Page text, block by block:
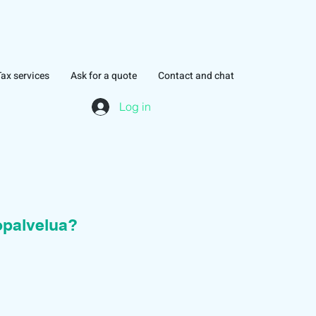
services Ask for a quote Contact and chat
Log in